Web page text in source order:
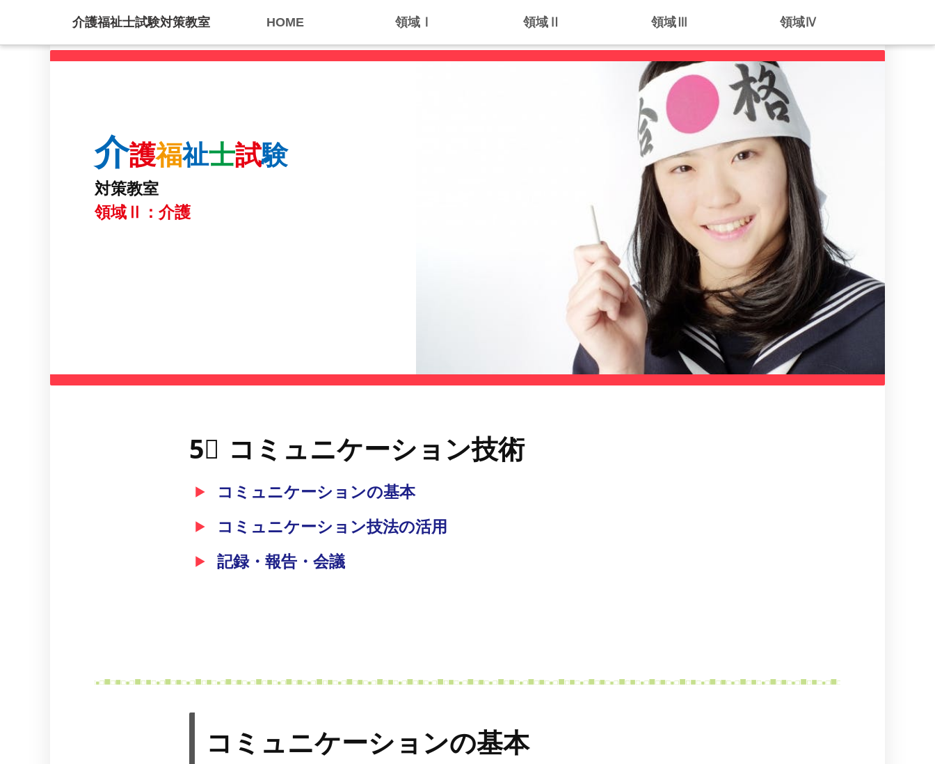
介護福祉士試験対策教室 HOME 領域Ⅰ 領域Ⅱ 領域Ⅲ 領域Ⅳ
介護福祉士試験
対策教室
領域Ⅱ：介護
5⃣ コミュニケーション技術
コミュニケーションの基本
コミュニケーション技法の活用
記録・報告・会議
コミュニケーションの基本